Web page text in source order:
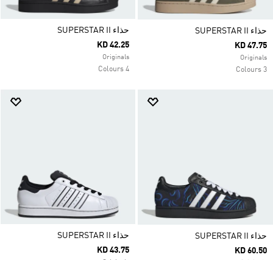
حذاء SUPERSTAR II
KD 47.75
Originals
3 Colours
حذاء SUPERSTAR II
KD 42.25
Originals
4 Colours
حذاء SUPERSTAR II
KD 60.50
حذاء SUPERSTAR II
KD 43.75